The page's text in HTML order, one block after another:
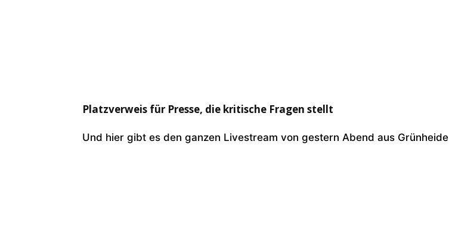
Platzverweis für Presse, die kritische Fragen stellt
Und hier gibt es den ganzen Livestream von gestern Abend aus Grünheide